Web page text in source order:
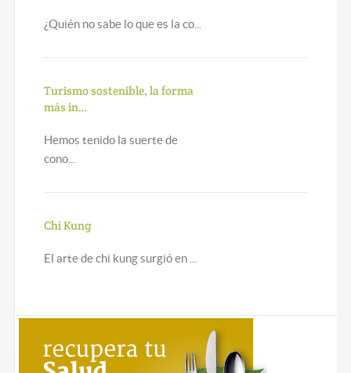
¿Quién no sabe lo que es la co...
Turismo sostenible, la forma
más in…
Hemos tenido la suerte de
cono...
Chi Kung
El arte de chi kung surgió en ...